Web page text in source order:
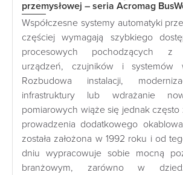
przemysłowej – seria Acromag
Współczesne systemy automatyki
częściej wymagają szybkiego
procesowych pochodzących z
urządzeń, czujników i systemów
Rozbudowa instalacji,
infrastruktury lub wdrażanie
pomiarowych wiąże się jednak często
prowadzenia dodatkowego
została założona w 1992 roku i od
dniu wypracowuje sobie mocną
branżowym, zarówno w